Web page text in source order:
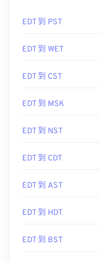
EDT 到 PST
EDT 到 WET
EDT 到 CST
EDT 到 MSK
EDT 到 NST
EDT 到 CDT
EDT 到 AST
EDT 到 HDT
EDT 到 BST